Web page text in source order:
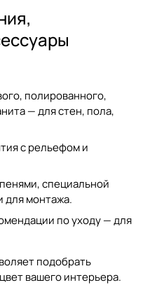
полированного,
— для стен, пола,
с рельефом и
специальной
для монтажа.
по уходу — для
подобрать
вашего интерьера.